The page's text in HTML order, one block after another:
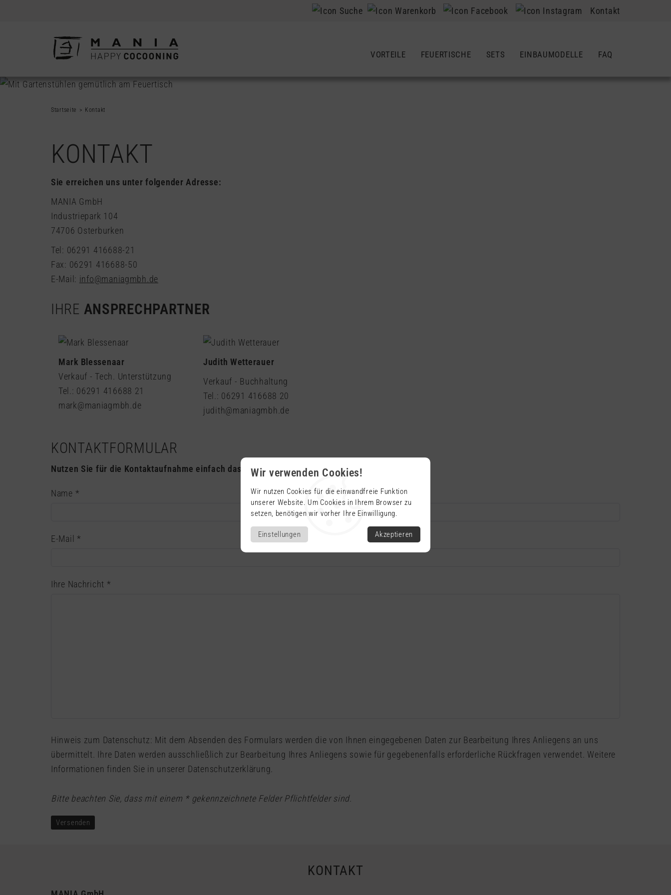
Kontakt
Wir verwenden Cookies!
Wir nutzen Cookies für die einwandfreie Funktion
unserer Website. Um Cookies in Ihrem Browser zu
setzen, benötigen wir vorher Ihre Einwilligung.
Einstellungen Akzeptieren
VORTEILE FEUERTISCHE SETS EINBAUMODELLE FAQ
Startseite Kontakt
KONTAKT
Sie erreichen uns unter folgender Adresse:
MANIA GmbH
Industriepark 104
74706 Osterburken
Tel: 06291 416688-21
Fax: 06291 416688-50
E-Mail: info@maniagmbh.de
IHRE ANSPRECHPARTNER
Mark Blessenaar
Verkauf - Tech. Unterstützung
Tel.: 06291 416688 21
mark@maniagmbh.de
Judith Wetterauer
Verkauf - Buchhaltung
Tel.: 06291 416688 20
judith@maniagmbh.de
KONTAKTFORMULAR
Nutzen Sie für die Kontaktaufnahme einfach das folgende Formular:
Name *
E-Mail*
Ihre Nachricht *
Hinweis zum Datenschutz: Mit dem Absenden des Formulars werden die von Ihnen eingegebenen Daten zur Bearbeitung Ihres Anliegens an uns
übermittelt. Ihre Daten werden ausschließlich zur Bearbeitung Ihres Anliegens sowie für gegebenenfalls erforderliche Rückfragen verwendet. Weitere
Informationen finden Sie in unserer Datenschutzerklärung
Bitte beachten Sie, dass mit einem * gekennzeichnete Felder Pflichtfelder sind.